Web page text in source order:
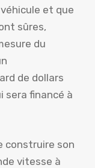
et que
sûres,
du
de dollars
sera financé à
construire son
vitesse à